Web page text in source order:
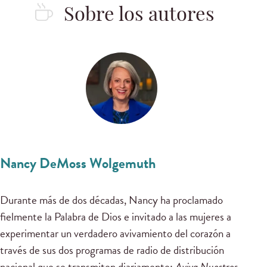
Sobre los autores
Nancy DeMoss Wolgemuth
Durante más de dos décadas, Nancy ha proclamado
fielmente la Palabra de Dios e invitado a las mujeres a
experimentar un verdadero avivamiento del corazón a
través de sus dos programas de radio de distribución